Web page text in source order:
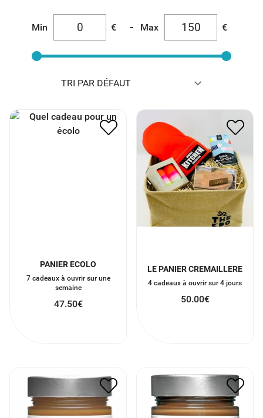
Min € - Max €
47.50€
PANIER ECOLO
7 cadeaux à ouvrir sur une
semaine
47.50€
LE PANIER CREMAILLERE
4 cadeaux à ouvrir sur 4 jours
50.00€
7.90€ 3.95€